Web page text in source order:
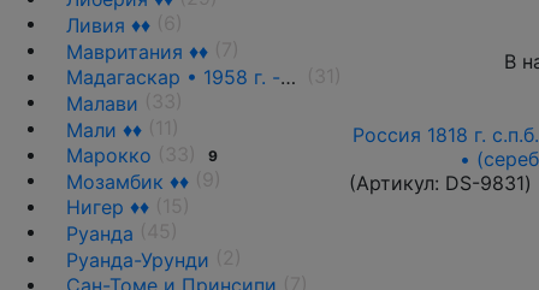
Ливия ♦♦
Мавритания ♦♦
Мадагаскар • 1958 г. - н.д.
Малави
Мали ♦♦
Марокко
9
Мозамбик ♦♦
Нигер ♦♦
Руанда
Руанда-Урунди
В
Россия 1818 г.
•
(Артикул: DS-9831)